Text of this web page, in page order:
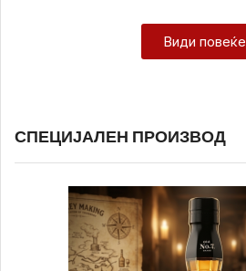
Види повеќе
СПЕЦИЈАЛЕН ПРОИЗВОД